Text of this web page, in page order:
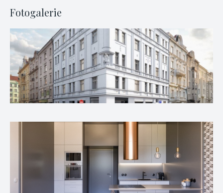
Fotogalerie